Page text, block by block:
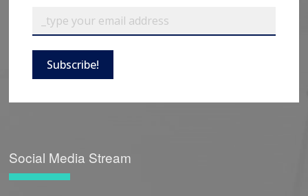
Subscribe!
Social Media Stream